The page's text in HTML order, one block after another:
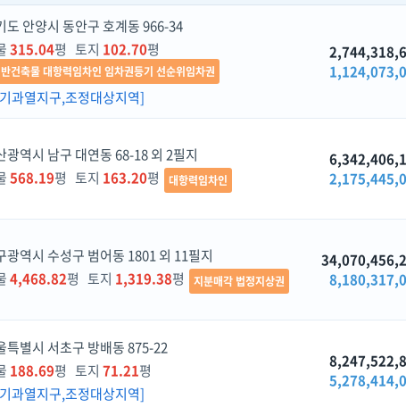
도 안양시 동안구 호계동 966-34
315.04평 토지 102.70평
건축물 대항력임차인 임차권등기 선순위임차권
과열지구,조정대상지역]
광역시 남구 대연동 68-18 외 2필지
568.19평 토지 163.20평 대항력임차인
광역시 수성구 범어동 1801 외 11필지
4,468.82평 토지 1,319.38평 지분매각 법정지상권
특별시 서초구 방배동 875-22
188.69평 토지 71.21평
과열지구,조정대상지역]